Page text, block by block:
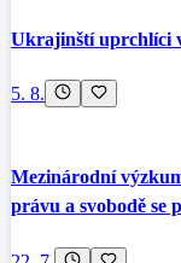
Ukrajinští uprchlíci
5. 8.
Mezinárodní
právu a svobodě se